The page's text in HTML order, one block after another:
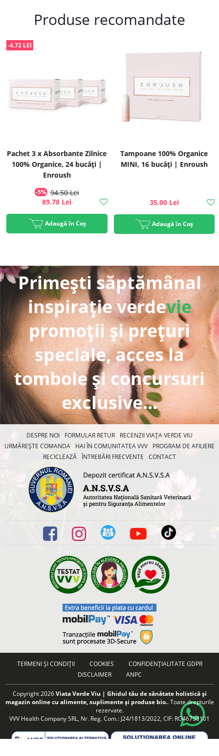
Produse recomandate
Pachet 3 x Absorbante Zilnice
100% Organice, 24 bucăți |
Enroush
-5% 94.50 Lei
-4.72 LEI
89.78 Lei
Adaugă în Coș
Tampoane 100% Organice
MINI, 16 bucăți | Enroush
35.00 Lei
Adaugă în Coș
Primești săptămânal
inspirație verdevie
promoții și prețuri
speciale, acces la
tombole și concursuri
exclusive...
DESPRE NOI FORMULAR RETUR
RECENZII VIAȚA VERDE VIU
URMĂREȘTE COMANDA
HAI ÎN COMUNITATEA VVV
PROGRAM DE AFILIERE
RECICLEAZĂ ÎNTREBĂRI FRECVENTE CONTACT
TERMENI ȘI CONDIȚII COOKIES
CONFIDENȚIALITATE GDPR
DISCLAIMER
ANPC
Copyright 2026Viata Verde Viu | Ghidul tău de sănătate holistică și
magazin online cu alimente, suplimente și produse bio.. Toate drepturile
rezervate.
VVV Health Company SRL, Nr. Reg. Com.: J24/1813/2022, CIF: RO46758101